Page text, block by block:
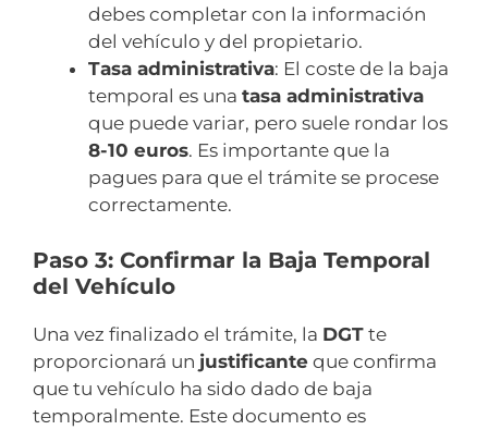
debes completar con la información
del vehículo y del propietario.
Tasa administrativa: El coste de la baja
temporal es una tasa administrativa
que puede variar, pero suele rondar los
8-10 euros. Es importante que la
pagues para que el trámite se procese
correctamente.
Paso 3: Confirmar la Baja Temporal
del Vehículo
Una vez finalizado el trámite, la DGT te
proporcionará un justificante que confirma
que tu vehículo ha sido dado de baja
temporalmente. Este documento es